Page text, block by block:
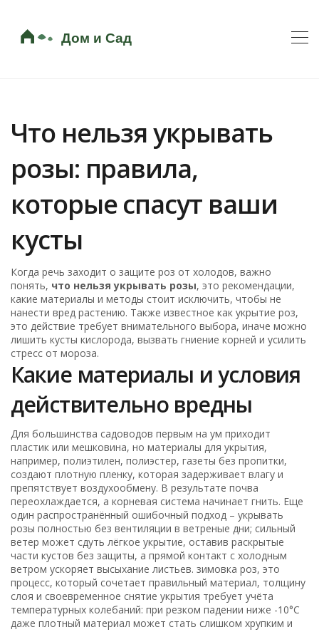
Что нельзя укрывать
розы: правила,
которые спасут ваши
кусты
Когда речь заходит о защите роз от холодов, важно
понять, что нельзя укрывать розы,это рекомендации,
какие материалы и методы стоит исключить, чтобы не
нанести вред растению. Также известное какукрытие роз,
это действие требует внимательного выбора, иначе можно
лишить кусты кислорода, вызвать гниение корней и усилить
стресс от мороза.
Какие материалы и условия
действительно вредны
Для большинства садоводов первым на ум приходит
пластик или мешковина, номатериалы для укрытия,
например, полиэтилен, полиэстер, газеты без пропитки,
создают плотную пленку, которая задерживает влагу и
препятствует воздухообмену. В результате почва
переохлаждается, а корневая система начинает гнить. Еще
один распространённый ошибочный подход – укрывать
розы полностью без вентиляции в ветреные дни; сильный
ветер может сдуть лёгкое укрытие, оставив раскрытые
части кустов без защиты, а прямой контакт с холодным
ветром ускоряет высыхание листьев.зимовка роз,это
процесс, который сочетает правильный материал, толщину
слоя и своевременное снятие укрытия требует учёта
температурных колебаний: при резком падении ниже -10°C
даже плотный материал может стать слишком хрупким и